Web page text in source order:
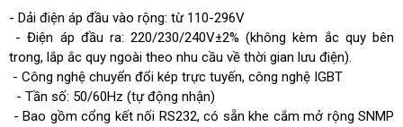
- Dải điện áp đầu vào rộng: từ 110-296V
- Điện áp đầu ra: 220/230/240V±2% (không kèm ắc quy bên
trong, lắp ắc quy ngoài theo nhu cầu về thời gian lưu điện).
- Công nghệ chuyển đổi kép trực tuyến, công nghệ IGBT
- Tần số: 50/60Hz (tự động nhận)
- Bao gồm cổng kết nối RS232, có sẵn khe cắm mở rộng SNMP